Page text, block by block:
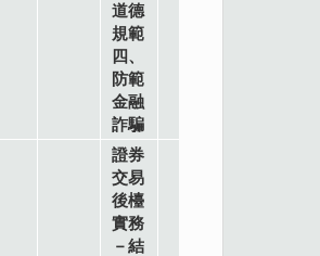
道德
規範
四、
防範
金融
詐騙
證券
交易
後檯
實務
－結